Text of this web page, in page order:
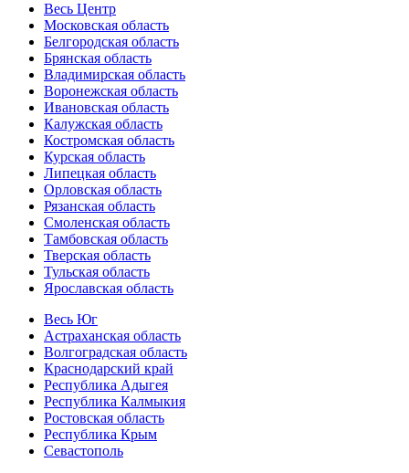
Весь Центр
Московская область
Белгородская область
Брянская область
Владимирская область
Воронежская область
Ивановская область
Калужская область
Костромская область
Курская область
Липецкая область
Орловская область
Рязанская область
Смоленская область
Тамбовская область
Тверская область
Тульская область
Ярославская область
Весь Юг
Астраханская область
Волгоградская область
Краснодарский край
Республика Адыгея
Республика Калмыкия
Ростовская область
Республика Крым
Севастополь